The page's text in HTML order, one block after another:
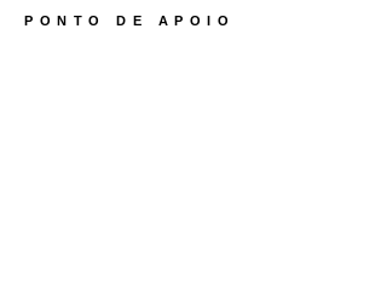
PONTO DE APOIO